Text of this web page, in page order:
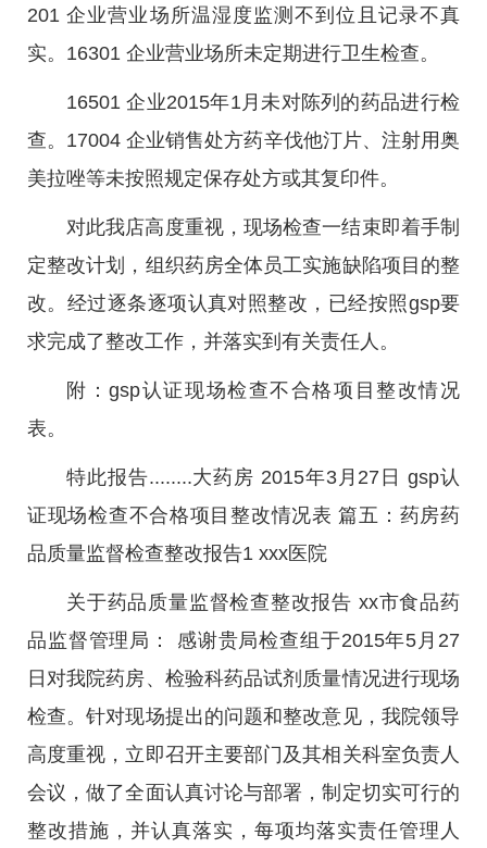
201 企业营业场所温湿度监测不到位且记录不真
实。16301 企业营业场所未定期进行卫生检查。
16501 企业2015年1月未对陈列的药品进行检
查。17004 企业销售处方药辛伐他汀片、注射用奥
美拉唑等未按照规定保存处方或其复印件。
对此我店高度重视，现场检查一结束即着手制
定整改计划，组织药房全体员工实施缺陷项目的整
改。经过逐条逐项认真对照整改，已经按照gsp要
求完成了整改工作，并落实到有关责任人。
附：gsp认证现场检查不合格项目整改情况
表。
特此报告........大药房 2015年3月27日 gsp认
证现场检查不合格项目整改情况表 篇五：药房药
品质量监督检查整改报告1 xxx医院
关于药品质量监督检查整改报告 xx市食品药
品监督管理局： 感谢贵局检查组于2015年5月27
日对我院药房、检验科药品试剂质量情况进行现场
检查。针对现场提出的问题和整改意见，我院领导
高度重视，立即召开主要部门及其相关科室负责人
会议，做了全面认真讨论与部署，制定切实可行的
整改措施，并认真落实，每项均落实责任管理人